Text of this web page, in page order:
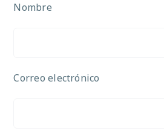
Nombre
Correo electrónico